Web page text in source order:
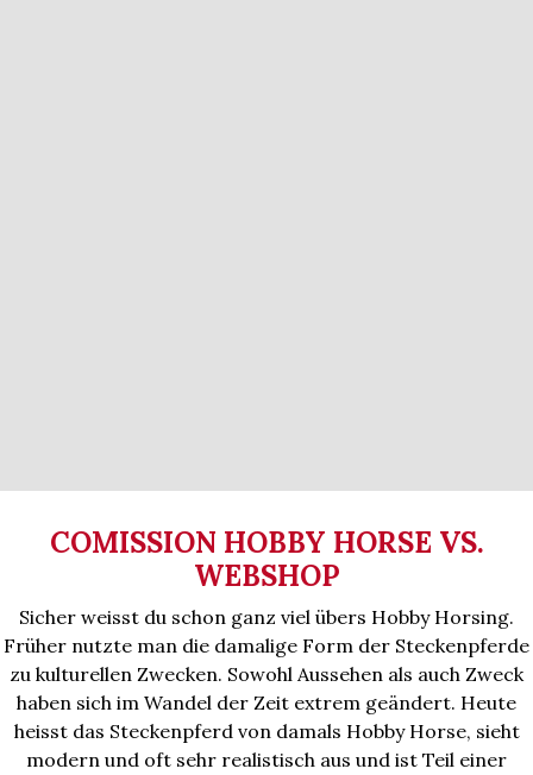
COMISSION HOBBY HORSE VS.
WEBSHOP
Sicher weisst du schon ganz viel übers Hobby Horsing.
Früher nutzte man die damalige Form der Steckenpferde
zu kulturellen Zwecken. Sowohl Aussehen als auch Zweck
haben sich im Wandel der Zeit extrem geändert. Heute
heisst das Steckenpferd von damals Hobby Horse, sieht
modern und oft sehr realistisch aus und ist Teil einer